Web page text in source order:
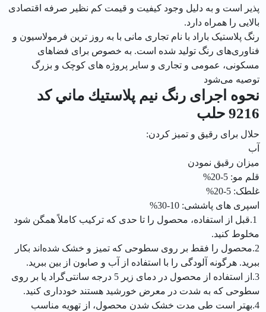
پذیر است و به دلیل وجود کیفیت و قیمت کم نظیر صرفه اقتصادی
بالایی را همراه دارد.
رنگ پلاستیک باراد با نام تجاری مانی با به روز ترین فرمولاسیون و
فناوری‌های رنگ تولید شده است. به خصوص برای فضاهای
مسکونی، عمومی و تجاری و سایر پروژه های کوچک و بزرگ
توصیه می‌شود
نحوه اجرای رنگ نيم پلاستيك ماني کد
9216 حلب
حلال برای رقیق و تمیز کردن:
آب
میزان رقیق نمودن
قلم مو: 5-20%
غلطک: 5-20%
اسپری های پاششی: 10-30%
1.قبل از استفاده، محصول را تا حدی که ترکیب کاملاً همگن شود
مخلوط کنید.
2.محصول را فقط بر روی سطوحی که تمیز و خشک شده‌اند بکار
ببرید. هرگونه آلودگی را با استفاده از آب و صابون از بین ببرید.
3.از استفاده از محصول در دمای زیر 5 درجه سانتی‌گراد یا بر روی
سطوحی که به شدت در معرض خورشید هستند خودداری کنید.
4.بهتر است طی مدت خشک شدن محصول، از تهویه مناسب